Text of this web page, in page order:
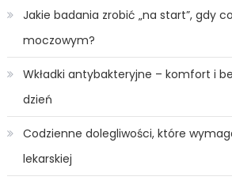
Jakie badania zrobić „na start”, gdy
moczowym?
Wkładki antybakteryjne – komfort i
dzień
Codzienne dolegliwości, które
lekarskiej